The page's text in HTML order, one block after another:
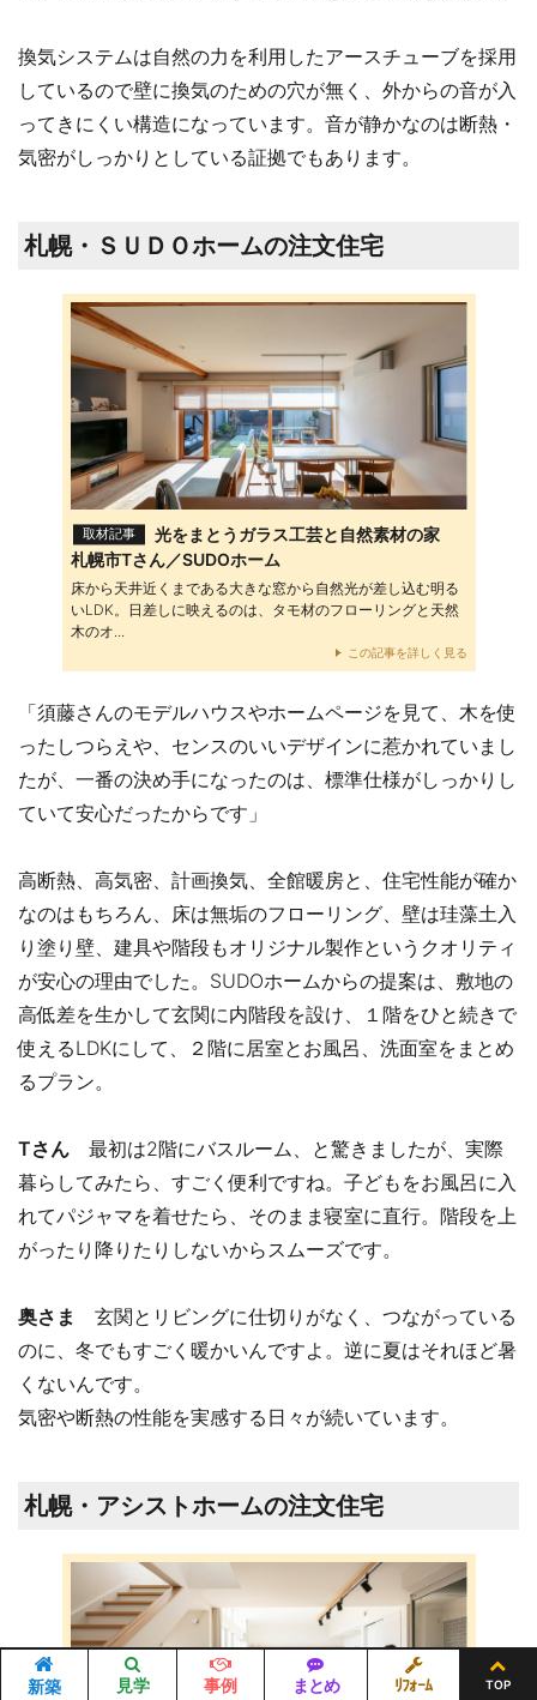
換気システムは自然の力を利用したアースチューブを採用
しているので壁に換気のための穴が無く、外からの音が入
ってきにくい構造になっています。音が静かなのは断熱・
気密がしっかりとしている証拠でもあります。
札幌・ＳＵＤＯホームの注文住宅
取材記事
光をまとうガラス工芸と自然素材の家
札幌市Tさん／SUDOホーム
床から天井近くまである大きな窓から自然光が差し込む明る
いLDK。日差しに映えるのは、タモ材のフローリングと天然
木のオ...
この記事を詳しく見る
「須藤さんのモデルハウスやホームページを見て、木を使
ったしつらえや、センスのいいデザインに惹かれていまし
たが、一番の決め手になったのは、標準仕様がしっかりし
ていて安心だったからです」
高断熱、高気密、計画換気、全館暖房と、住宅性能が確か
なのはもちろん、床は無垢のフローリング、壁は珪藻土入
り塗り壁、建具や階段もオリジナル製作というクオリティ
が安心の理由でした。SUDOホームからの提案は、敷地の
高低差を生かして玄関に内階段を設け、１階をひと続きで
使えるLDKにして、２階に居室とお風呂、洗面室をまとめ
るプラン。
Tさん 最初は2階にバスルーム、と驚きましたが、実際
暮らしてみたら、すごく便利ですね。子どもをお風呂に入
れてパジャマを着せたら、そのまま寝室に直行。階段を上
がったり降りたりしないからスムーズです。
奥さま 玄関とリビングに仕切りがなく、つながっている
のに、冬でもすごく暖かいんですよ。逆に夏はそれほど暑
くないんです。
気密や断熱の性能を実感する日々が続いています。
札幌・アシストホームの注文住宅
新築 見学 事例 まとめ ﾘﾌｫｰﾑ TOP